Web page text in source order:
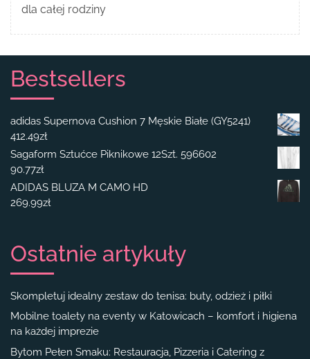
dla całej rodziny
Bestsellers
adidas Supernova Cushion 7 Męskie Białe (GY5241)
412.49zł
Sagaform Sztućce Piknikowe 12Szt. 596602
90.77zł
ADIDAS BLUZA M CAMO HD
269.99zł
Ostatnie artykuły
Skompletuj idealny zestaw do tenisa: buty, odzież i piłki
Mobilne toalety na eventy w Katowicach – komfort i higiena
na każdej imprezie
Bytom Pełen Smaku: Restauracja, Pizzeria i Catering z